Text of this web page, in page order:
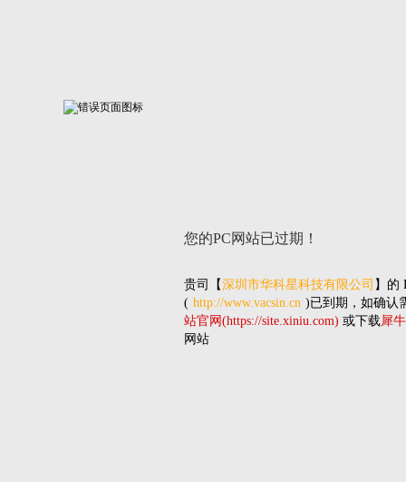
您的PC网站已过期！
贵司 【深圳市华科星科技有限公司 】的
( http://www.vacsin.cn )已到期，如确认
站官网(https://site.xiniu.com) 或下载犀
网站